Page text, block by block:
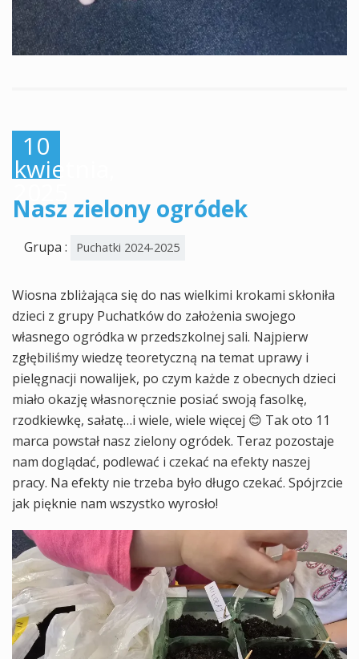
10
kwietnia,
2025
Nasz zielony ogródek
Grupa : Puchatki 2024-2025
Wiosna zbliżająca się do nas wielkimi krokami skłoniła
dzieci z grupy Puchatków do założenia swojego
własnego ogródka w przedszkolnej sali. Najpierw
zgłębiliśmy wiedzę teoretyczną na temat uprawy i
pielęgnacji nowalijek, po czym każde z obecnych dzieci
miało okazję własnoręcznie posiać swoją fasolkę,
rzodkiewkę, sałatę…i wiele, wiele więcej 😊 Tak oto 11
marca powstał nasz zielony ogródek. Teraz pozostaje
nam doglądać, podlewać i czekać na efekty naszej
pracy. Na efekty nie trzeba było długo czekać. Spójrzcie
jak pięknie nam wszystko wyrosło!